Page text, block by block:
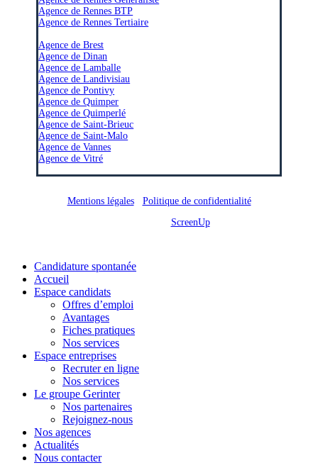
Agence de Rennes BTP
Agence de Rennes Tertiaire
Agence de Brest
Agence de Dinan
Agence de Lamballe
Agence de Landivisiau
Agence de Pontivy
Agence de Quimper
Agence de Quimperlé
Agence de Saint-Brieuc
Agence de Saint-Malo
Agence de Vannes
Agence de Vitré
Mentions légales/ Politique de confidentialité
ScreenUp
Close
Menu
Candidature spontanée
Accueil
Espace candidats
Offres d’emploi
Avantages
Fiches pratiques
Nos services
Espace entreprises
Recruter en ligne
Nos services
Le groupe Gerinter
Nos partenaires
Rejoignez-nous
Nos agences
Actualités
Nous contacter